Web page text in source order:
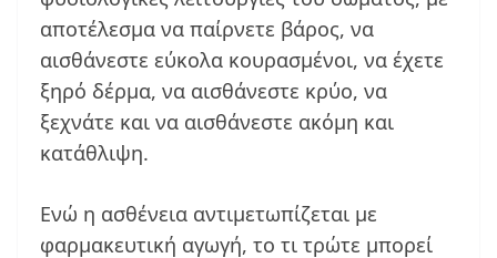
αποτέλεσμα να παίρνετε βάρος, να
αισθάνεστε εύκολα κουρασμένοι, να έχετε
ξηρό δέρμα, να αισθάνεστε κρύο, να
ξεχνάτε και να αισθάνεστε ακόμη και
κατάθλιψη.
Ενώ η ασθένεια αντιμετωπίζεται με
φαρμακευτική αγωγή, το τι τρώτε μπορεί